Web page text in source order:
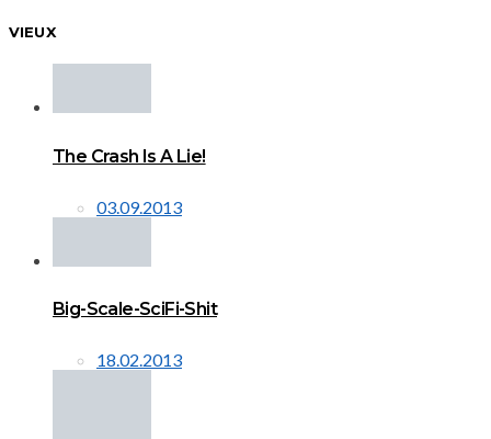
VIEUX
The Crash Is A Lie!
03.09.2013
Big-Scale-SciFi-Shit
18.02.2013